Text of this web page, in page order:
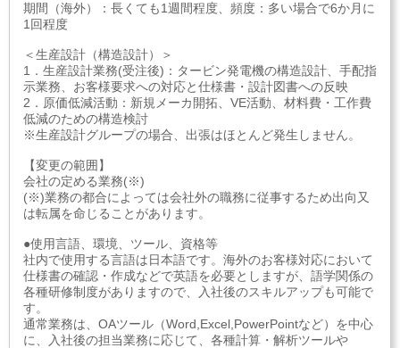
期間（海外）：長くても1週間程度、頻度：多い場合で6か月に
1回程度
＜生産設計（構造設計）＞
1．生産設計業務(受注後)：タービン発電機の構造設計、手配指
示業務、お客様要求への対応と仕様書・設計図書への反映
2．原価低減活動：新規メーカ開拓、VE活動、材料費・工作費
低減のための構造検討
※生産設計グループの場合、出張はほとんど発生しません。
【変更の範囲】
会社の定める業務(※)
(※)業務の都合によっては会社外の職務に従事するため出向又
は転属を命じることがあります。
●使用言語、環境、ツール、資格等
社内で使用する言語は日本語です。海外のお客様対応において
仕様書の確認・作成などで英語を必要としますが、語学関係の
各種研修制度がありますので、入社後のスキルアップも可能で
す。
通常業務は、OAツール（Word,Excel,PowerPointなど）を中心
に、入社後の担当業務に応じて、各種計算・解析ツールや